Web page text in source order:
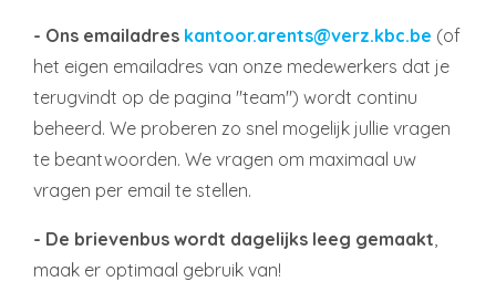
- Ons emailadres kantoor.arents@verz.kbc.be (of
het eigen emailadres van onze medewerkers dat je
terugvindt op de pagina "team") wordt continu
beheerd. We proberen zo snel mogelijk jullie vragen
te beantwoorden. We vragen om maximaal uw
vragen per email te stellen.
- De brievenbus wordt dagelijks leeg gemaakt,
maak er optimaal gebruik van!